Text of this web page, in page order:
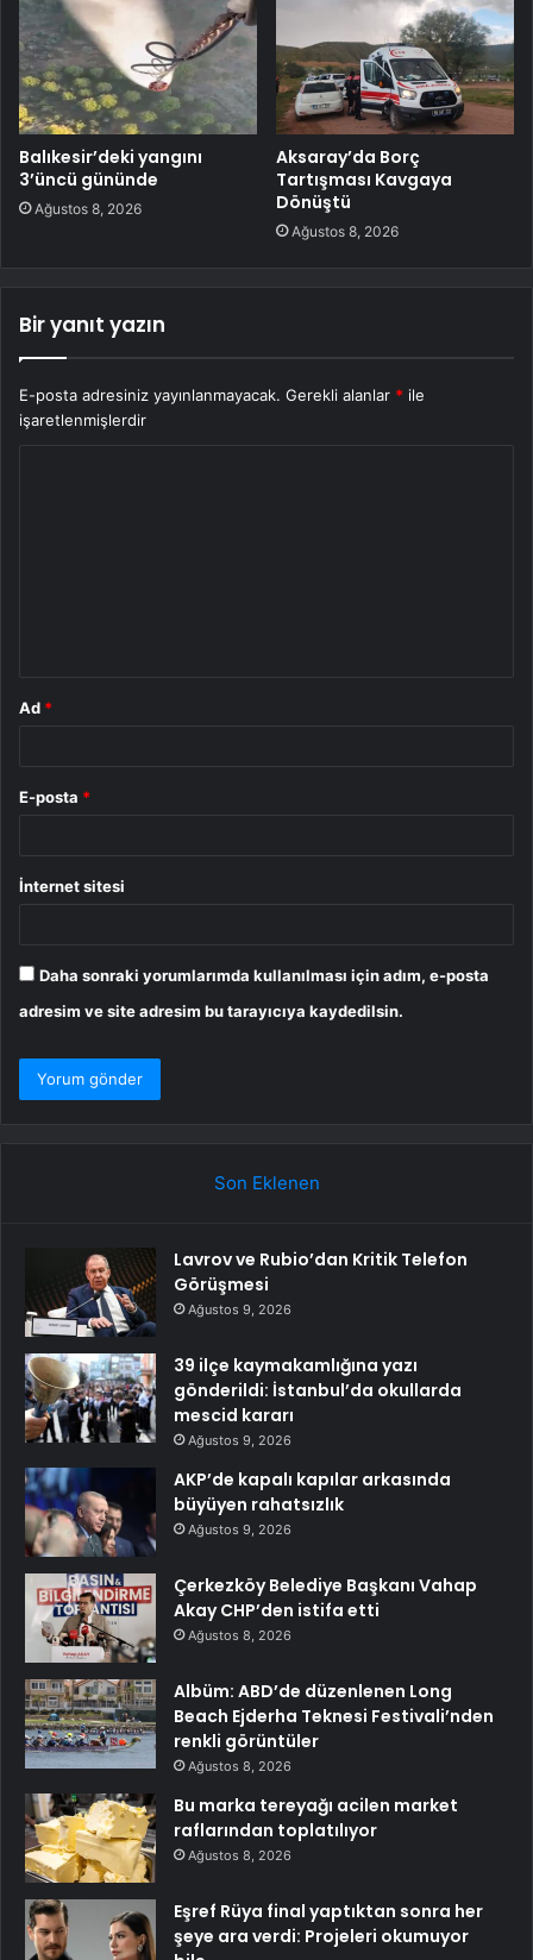
Balıkesir’deki yangını
3’üncü gününde
Ağustos 8, 2026
Aksaray’da Borç
Tartışması Kavgaya
Dönüştü
Ağustos 8, 2026
Bir yanıt yazın
E-posta adresiniz yayınlanmayacak. Gerekli alanlar * ile
işaretlenmişlerdir
Ad *
E-posta *
İnternet sitesi
Daha sonraki yorumlarımda kullanılması için adım, e-posta
adresim ve site adresim bu tarayıcıya kaydedilsin.
Son Eklenen
Lavrov ve Rubio’dan Kritik Telefon
Görüşmesi
Ağustos 9, 2026
39 ilçe kaymakamlığına yazı
gönderildi: İstanbul’da okullarda
mescid kararı
Ağustos 9, 2026
AKP’de kapalı kapılar arkasında
büyüyen rahatsızlık
Ağustos 9, 2026
Çerkezköy Belediye Başkanı Vahap
Akay CHP’den istifa etti
Ağustos 8, 2026
Albüm: ABD’de düzenlenen Long
Beach Ejderha Teknesi Festivali’nden
renkli görüntüler
Ağustos 8, 2026
Bu marka tereyağı acilen market
raflarından toplatılıyor
Ağustos 8, 2026
Eşref Rüya final yaptıktan sonra her
şeye ara verdi: Projeleri okumuyor